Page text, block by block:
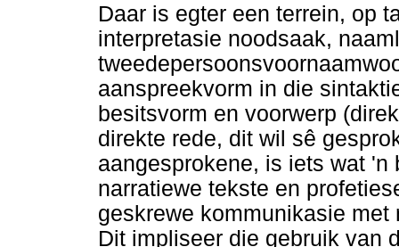
Daar is egter een terrein, op
interpretasie noodsaak,
aanspreekvorm in die
besitsvorm en voorwerp
direkte rede, dit wil sê
aangesprokene, is iets wat
narratiewe tekste en
geskrewe kommunikasie
Dit impliseer die gebruik van